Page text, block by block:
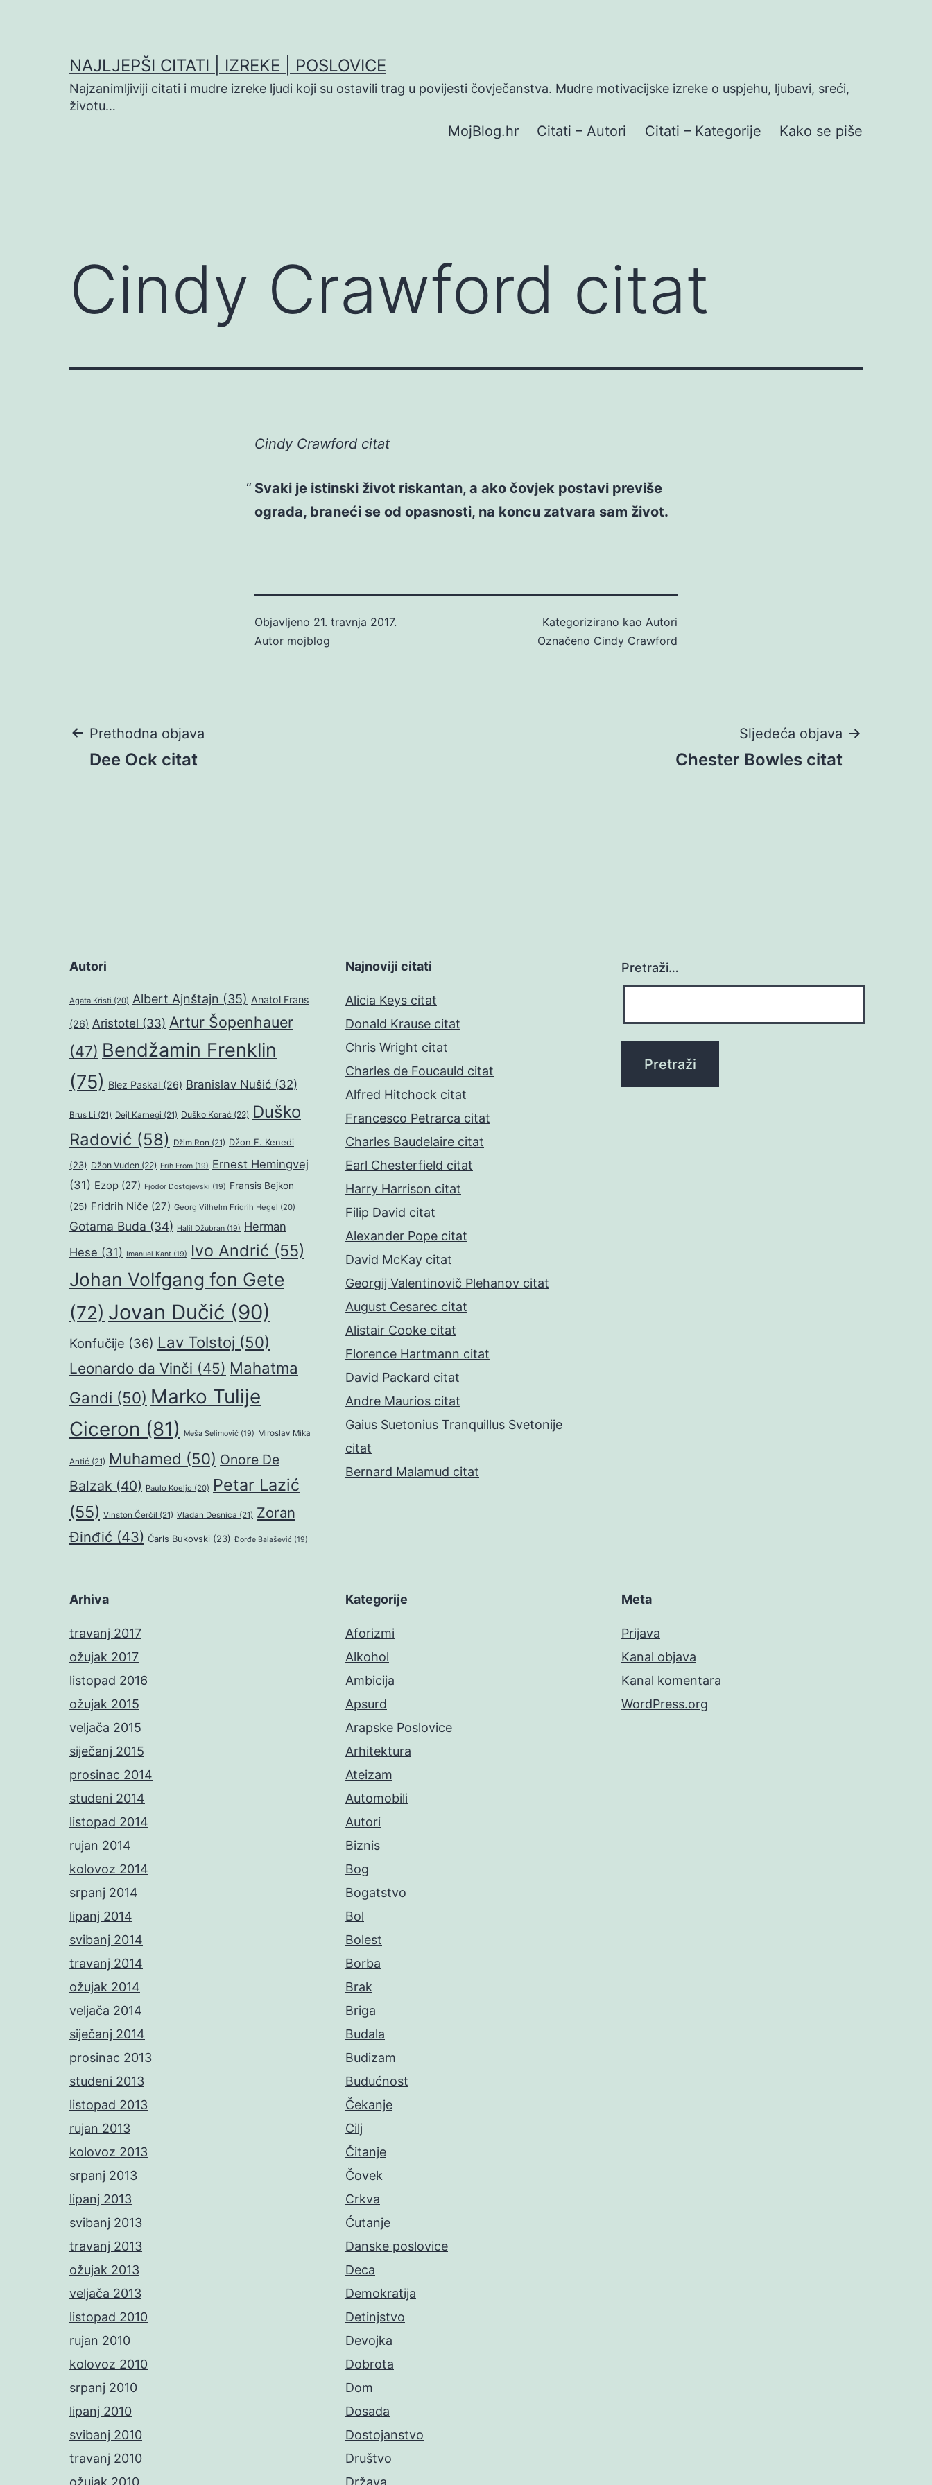
NAJLJEPŠI CITATI | IZREKE | POSLOVICE
Najzanimljiviji citati i mudre izreke ljudi koji su ostavili trag u povijesti čovječanstva. Mudre motivacijske izreke o uspjehu, ljubavi, sreći,
životu…
MojBlog.hr Citati – Autori Citati – Kategorije Kako se piše
Cindy Crawford citat
Cindy Crawford citat
Svaki je istinski život riskantan, a ako čovjek postavi previše
ograda, braneći se od opasnosti, na koncu zatvara sam život.
Objavljeno 21. travnja 2017.
Autor mojblog
Kategorizirano kao Autori
Označeno Cindy Crawford
Navigacija
Prethodna objava
Dee Ock citat
Sljedeća objava
Chester Bowles citat
Autori
Agata Kristi (20) Albert Ajnštajn (35) Anatol Frans
(26) Aristotel (33) Artur Šopenhauer
(47) Bendžamin Frenklin
(75) Blez Paskal (26) Branislav Nušić (32)
Brus Li (21) Dejl Karnegi (21) Duško Korać (22) Duško
Radović (58) Džim Ron (21) Džon F. Kenedi
(23) Džon Vuden (22) Erih From (19) Ernest Hemingvej
(31) Ezop (27) Fjodor Dostojevski (19) Fransis Bejkon
(25) Fridrih Niče (27) Georg Vilhelm Fridrih Hegel (20)
Gotama Buda (34) Halil Džubran (19) Herman
Hese (31) Imanuel Kant (19) Ivo Andrić (55)
Johan Volfgang fon Gete
(72) Jovan Dučić (90)
Konfučije (36) Lav Tolstoj (50)
Leonardo da Vinči (45) Mahatma
Gandi (50) Marko Tulije
Ciceron (81) Meša Selimović (19) Miroslav Mika
Antić (21) Muhamed (50) Onore De
Balzak (40) Paulo Koeljo (20) Petar Lazić
(55) Vinston Čerčil (21) Vladan Desnica (21) Zoran
Đinđić (43) Čarls Bukovski (23) Đorđe Balašević (19)
Najnoviji citati
Alicia Keys citat
Donald Krause citat
Chris Wright citat
Charles de Foucauld citat
Alfred Hitchock citat
Francesco Petrarca citat
Charles Baudelaire citat
Earl Chesterfield citat
Harry Harrison citat
Filip David citat
Alexander Pope citat
David McKay citat
Georgij Valentinovič Plehanov citat
August Cesarec citat
Alistair Cooke citat
Florence Hartmann citat
David Packard citat
Andre Maurios citat
Gaius Suetonius Tranquillus Svetonije
citat
Bernard Malamud citat
Pretraži…
Arhiva
travanj 2017
ožujak 2017
listopad 2016
ožujak 2015
veljača 2015
siječanj 2015
prosinac 2014
studeni 2014
listopad 2014
rujan 2014
kolovoz 2014
srpanj 2014
lipanj 2014
svibanj 2014
travanj 2014
ožujak 2014
veljača 2014
siječanj 2014
prosinac 2013
studeni 2013
listopad 2013
rujan 2013
kolovoz 2013
srpanj 2013
lipanj 2013
svibanj 2013
travanj 2013
ožujak 2013
veljača 2013
listopad 2010
rujan 2010
kolovoz 2010
srpanj 2010
lipanj 2010
svibanj 2010
travanj 2010
ožujak 2010
Kategorije
Aforizmi
Alkohol
Ambicija
Apsurd
Arapske Poslovice
Arhitektura
Ateizam
Automobili
Autori
Biznis
Bog
Bogatstvo
Bol
Bolest
Borba
Brak
Briga
Budala
Budizam
Budućnost
Čekanje
Cilj
Čitanje
Čovek
Crkva
Ćutanje
Danske poslovice
Deca
Demokratija
Detinjstvo
Devojka
Dobrota
Dom
Dosada
Dostojanstvo
Društvo
Država
Meta
Prijava
Kanal objava
Kanal komentara
WordPress.org